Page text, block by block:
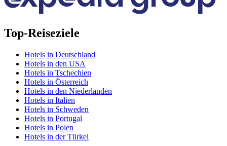
Top-Reiseziele
Hotels in Deutschland
Hotels in den USA
Hotels in Tschechien
Hotels in Österreich
Hotels in den Niederlanden
Hotels in Italien
Hotels in Schweden
Hotels in Portugal
Hotels in Polen
Hotels in der Türkei